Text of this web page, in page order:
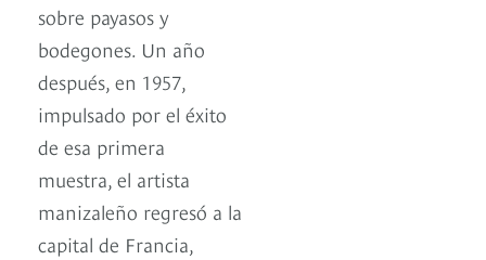
sobre payasos y
bodegones. Un año
después, en 1957,
impulsado por el éxito
de esa primera
muestra, el artista
manizaleño regresó a la
capital de Francia,